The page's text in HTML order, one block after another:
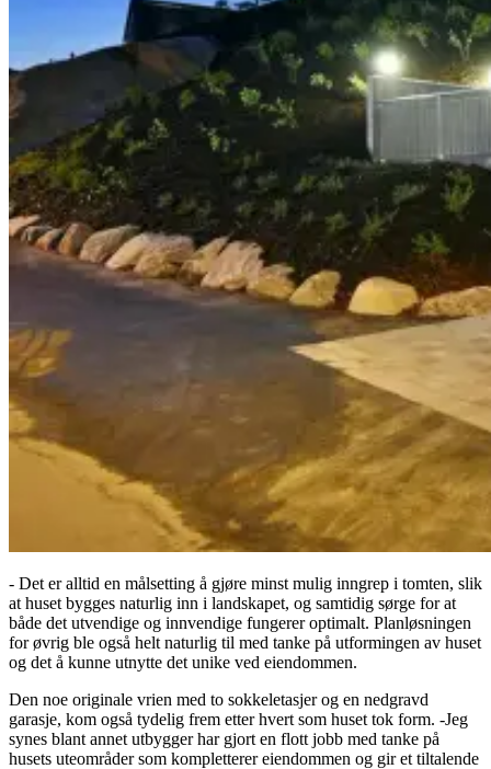
- Det er alltid en målsetting å gjøre minst mulig inngrep i tomten, slik
at huset bygges naturlig inn i landskapet, og samtidig sørge for at
både det utvendige og innvendige fungerer optimalt. Planløsningen
for øvrig ble også helt naturlig til med tanke på utformingen av huset
og det å kunne utnytte det unike ved eiendommen.
Den noe originale vrien med to sokkeletasjer og en nedgravd
garasje, kom også tydelig frem etter hvert som huset tok form. -Jeg
synes blant annet utbygger har gjort en flott jobb med tanke på
husets uteområder som kompletterer eiendommen og gir et tiltalende